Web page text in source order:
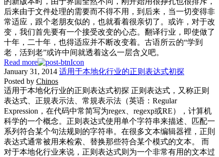
后来由于文件处理的需要而不得不用，到后来，当一切变得非
常适应，跟个老朋友似的，也就看着很亲切了。或许，对于改
变，我们首先要有一个接受改变的心态。翻译行业，即使做了
十年，二十年，也得适应并不断改变着。古语所云的“学到
老，活到老”或许中间就透着这么一层含义吧。
Read more
January 31, 2014 适用于本地化行业的正则表达式初探
Posted by Chinos
适用于本地化行业的正则表达式初探 正则表达式，又称正则
表达式、正規表示法、常規表示法（英语：Regular
Expression，在代码中常简写为regex、regexp或RE），计算机
科学的一个概念。正则表达式使用单个字符串来描述、匹配一
系列符合某个句法规则的字符串。在很多文本编辑器裡，正則
表达式通常被用来检索、替换那些符合某个模式的文本。 而
对于本地化行业来说，正则表达式则为一个非常有用的文本过